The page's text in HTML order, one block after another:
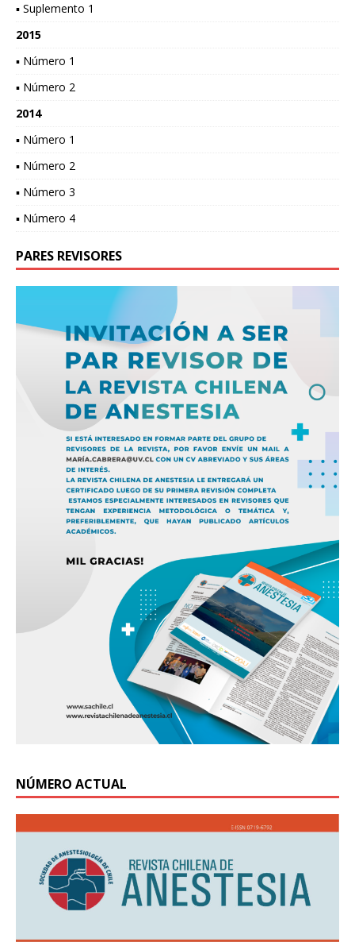
▪ Suplemento 1
2015
▪ Número 1
▪ Número 2
2014
▪ Número 1
▪ Número 2
▪ Número 3
▪ Número 4
PARES REVISORES
NÚMERO ACTUAL